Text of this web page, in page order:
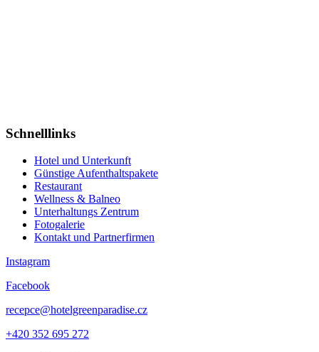
Schnelllinks
Hotel und Unterkunft
Günstige Aufenthaltspakete
Restaurant
Wellness & Balneo
Unterhaltungs Zentrum
Fotogalerie
Kontakt und Partnerfirmen
Instagram
Facebook
recepce@hotelgreenparadise.cz
+420 352 695 272